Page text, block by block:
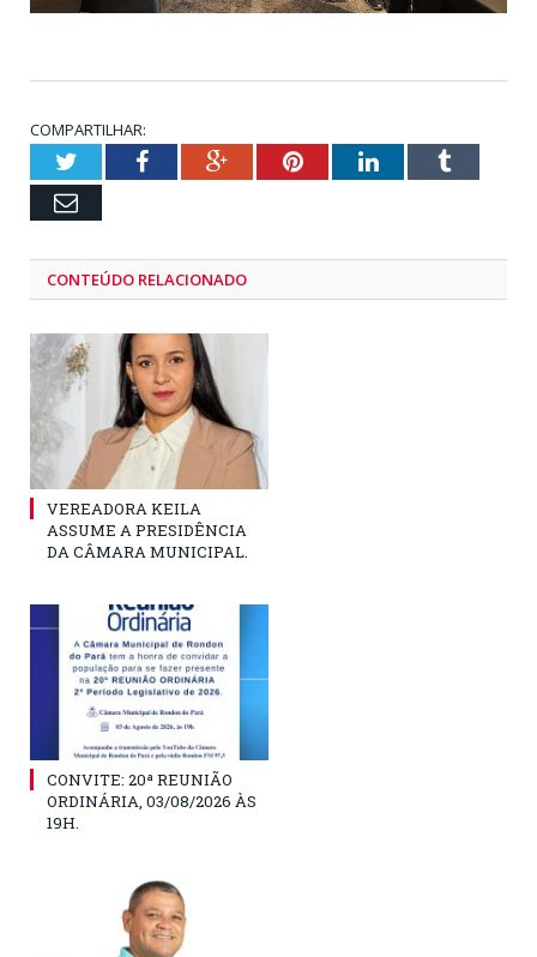
COMPARTILHAR:
TwitterFacebookGoogle+PinterestLinkedInTumblr
Email
CONTEÚDO RELACIONADO
VEREADORA KEILA
ASSUME A PRESIDÊNCIA
DA CÂMARA MUNICIPAL.
CONVITE: 20ª REUNIÃO
ORDINÁRIA, 03/08/2026 ÀS
19H.